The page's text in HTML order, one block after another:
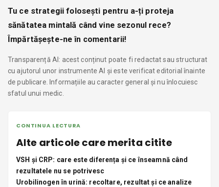
Tu ce strategii folosești pentru a-ți proteja
sănătatea mintală când vine sezonul rece?
Împărtășește-ne în comentarii!
Transparență AI: acest conținut poate fi redactat sau structurat
cu ajutorul unor instrumente AI și este verificat editorial înainte
de publicare. Informațiile au caracter general și nu înlocuiesc
sfatul unui medic.
CONTINUA LECTURA
Alte articole care merita citite
VSH și CRP: care este diferența și ce înseamnă când
rezultatele nu se potrivesc
Urobilinogen în urină: recoltare, rezultat și ce analize